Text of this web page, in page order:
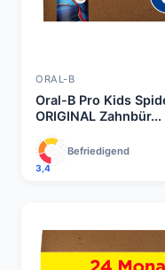
ORAL-B
Oral-B Pro Kids
ORIGINAL Zahnbür...
3,4
Befriedigend